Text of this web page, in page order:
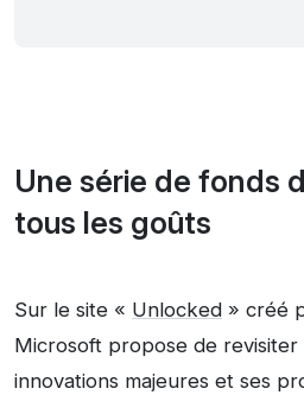
Une série de fonds
tous les goûts
Sur le site « Unlocked » créé
Microsoft propose de revisiter
innovations majeures et ses